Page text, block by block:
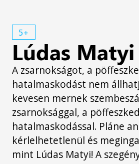
5+
Lúdas Matyi
A zsarnokságot, a
hatalmaskodást nem
kevesen mernek
zsarnoksággal, a
hatalmaskodással. Pláne
kérlelhetetlenül és
mint Lúdas Matyi! A